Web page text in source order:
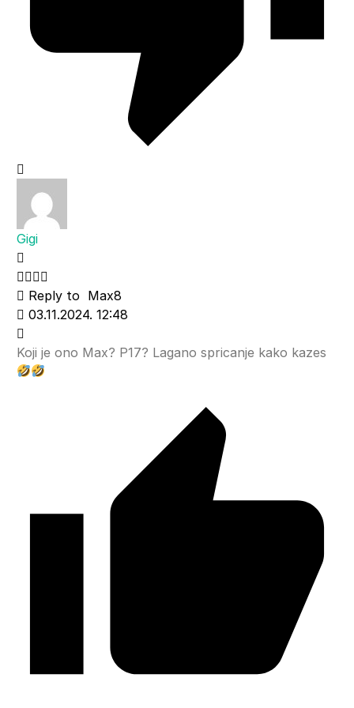
Gigi
Reply to Max8
03.11.2024. 12:48
Koji je ono Max? P17? Lagano spricanje kako kazes